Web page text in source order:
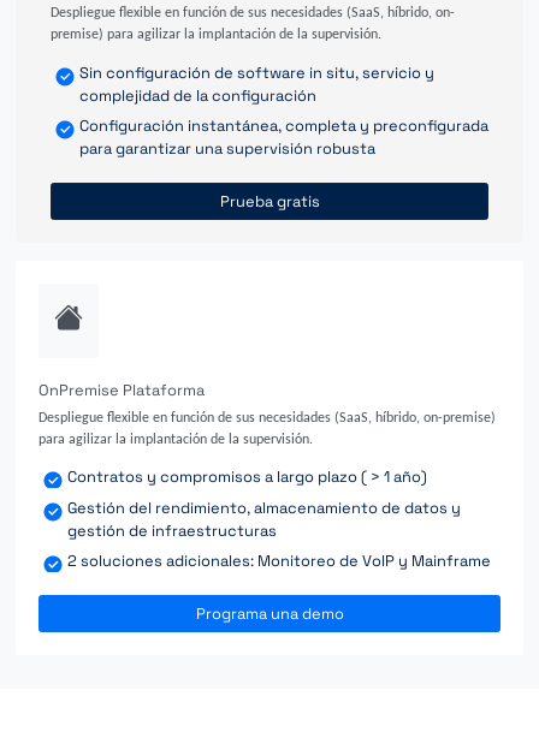
Despliegue flexible en función de sus necesidades (SaaS, híbrido, on-
premise) para agilizar la implantación de la supervisión.
Sin configuración de software in situ, servicio y
complejidad de la configuración
Configuración instantánea, completa y preconfigurada
para garantizar una supervisión robusta
Prueba gratis
OnPremise Plataforma
Despliegue flexible en función de sus necesidades (SaaS, híbrido, on-premise)
para agilizar la implantación de la supervisión.
Contratos y compromisos a largo plazo ( > 1 año)
Gestión del rendimiento, almacenamiento de datos y
gestión de infraestructuras
2 soluciones adicionales: Monitoreo de VoIP y Mainframe
Programa una demo